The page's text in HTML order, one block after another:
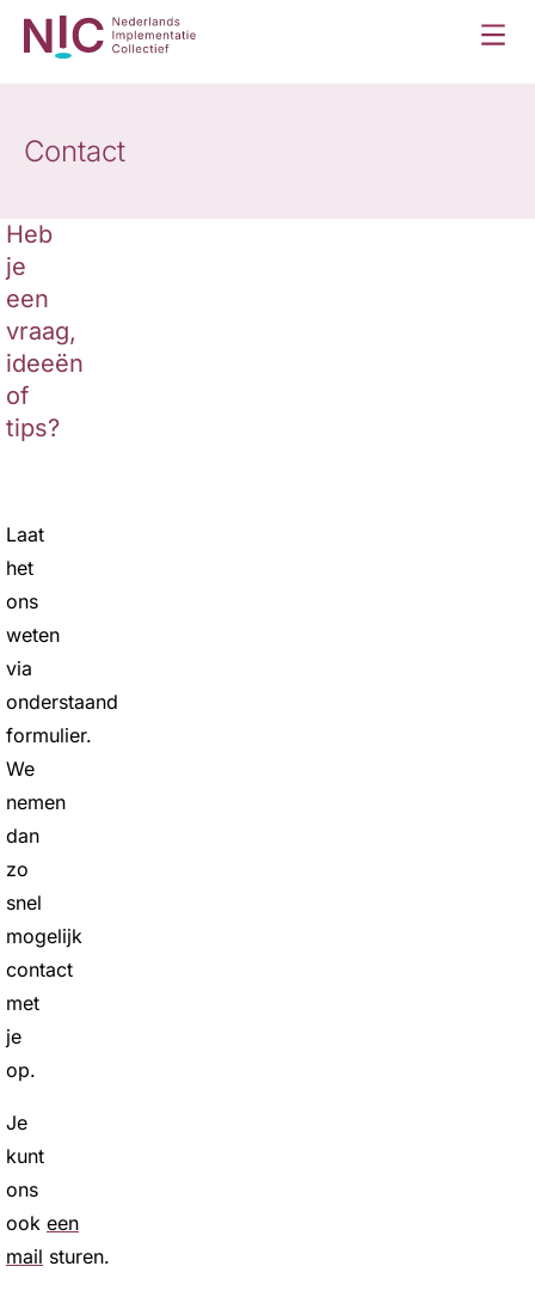
Contact
Heb
je
een
vraag,
ideeën
of
tips?
Laat
het
ons
weten
via
onderstaand
formulier.
We
nemen
dan
zo
snel
mogelijk
contact
met
je
op.
Je
kunt
ons
ook een
mail sturen.